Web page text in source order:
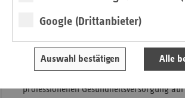
Google (Drittanbieter)
Auswahl bestätigen Alle
Die Bedeutung der Selbsthilfe ist in den
Jahren kontinuierlich gewachsen.
Unterstützung, Erfahrungswissen und
ergänzend zur professionellen Versorgung.
professionellen Gesundheitsversorgung